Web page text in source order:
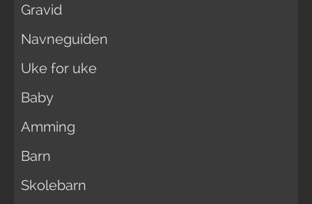
Gravid
Navneguiden
Uke for uke
Baby
Amming
Barn
Skolebarn